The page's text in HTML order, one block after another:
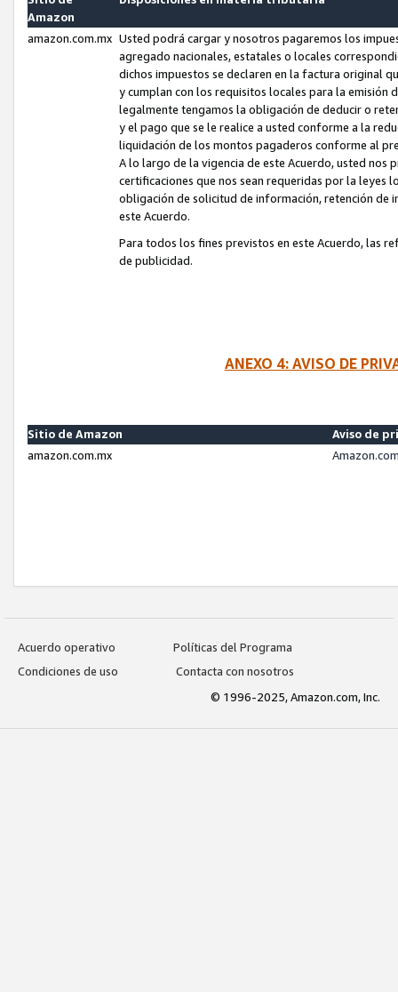
Amazon
amazon.com.mx Usted podrá cargar y nosotros pagaremos los
agregado nacionales, estatales o locales
dichos impuestos se declaren en la factura original
y cumplan con los requisitos locales para la emisión
legalmente tengamos la obligación de deducir o
y el pago que se le realice a usted conforme a la
liquidación de los montos pagaderos conforme al
A lo largo de la vigencia de este Acuerdo, usted
certificaciones que nos sean requeridas por la leyes
obligación de solicitud de información, retención de
este Acuerdo.
Para todos los fines previstos en este Acuerdo, las
de publicidad.
ANEXO 4: AVISO DE
Sitio de Amazon
Aviso de
amazon.com.mx
Acuerdo operativo
Políticas del Programa
Condiciones de uso
Contacta con nosotros
© 1996-2025, Amazon.com, Inc.